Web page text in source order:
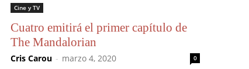
Cine y TV
Cuatro emitirá el primer capítulo de
The Mandalorian
Cris Carou - marzo 4, 2020 0